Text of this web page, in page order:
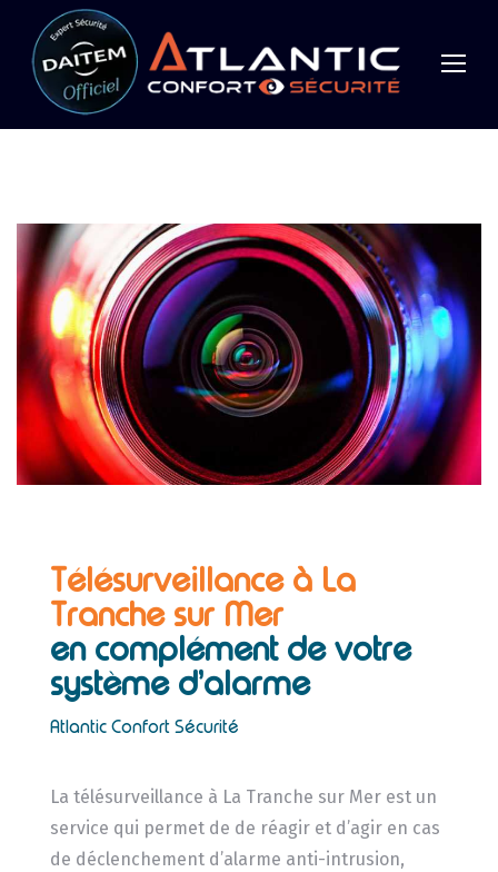
Télésurveillance à La
Tranche sur Mer
en complément de votre
système d’alarme
Atlantic Confort Sécurité
La télésurveillance à La Tranche sur Mer est un
service qui permet de de réagir et d’agir en cas
de déclenchement d’alarme anti-intrusion,